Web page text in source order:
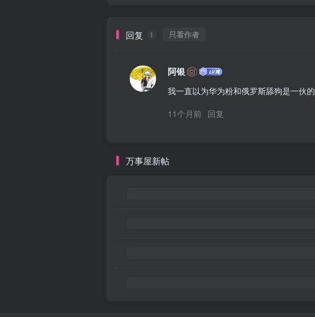
回复 1 只看作者
阿银
我一直以为华为粉和俄罗斯舔狗是一伙的
11个月前 回复
万事屋新帖